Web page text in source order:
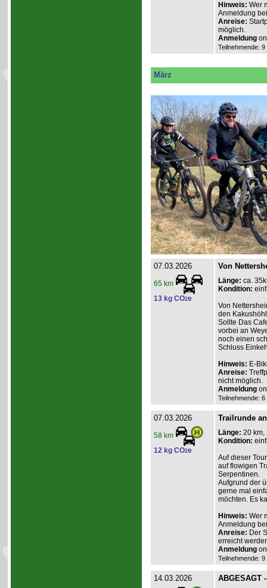
Hinweis: Wer
Anmeldung
Anreise:
möglich.
Anmeldung
Teilnehmende:
März
07.03.2026
65 km
13 kg CO2e
Von
Länge: ca.
Kondition:
Von
den
Sollte Das
vorbei an
noch einen
Schluss
Hinweis: E-
Anreise:
nicht möglich.
Anmeldung
Teilnehmende:
07.03.2026
58 km
12 kg CO2e
Trailrunde
Länge: 20 km,
Kondition:
Auf dieser
auf flowigen
Serpentinen.
Aufgrund der
gerne mal
möchten. Es
Hinweis: Wer
Anmeldung
Anreise: Der
erreicht
Anmeldung
Teilnehmende:
14.03.2026 ABGESAGT